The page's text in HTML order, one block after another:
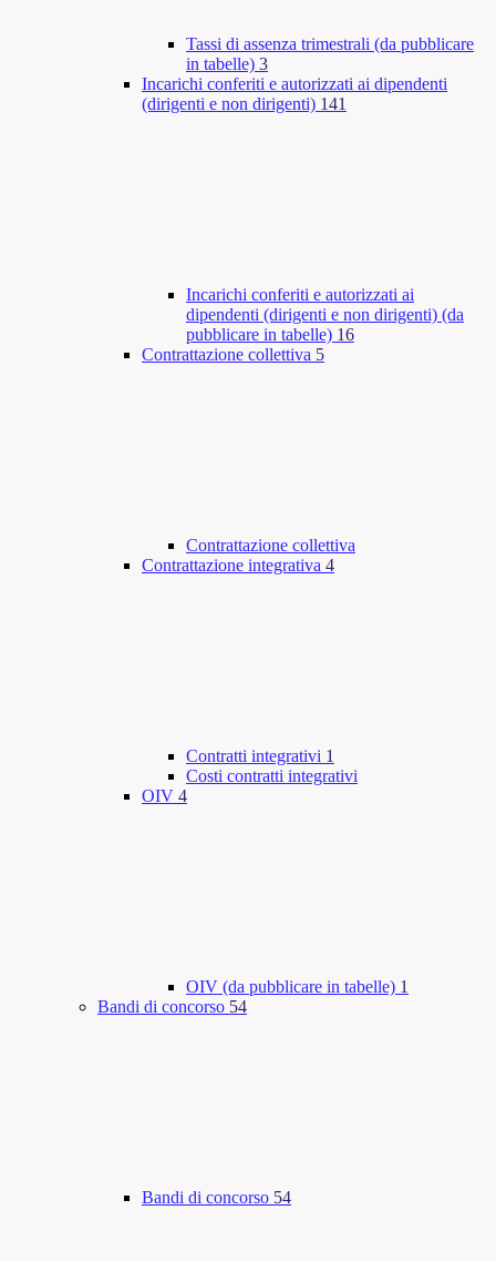
Tassi di assenza trimestrali (da pubblicare
in tabelle) 3
Incarichi conferiti e autorizzati ai dipendenti
(dirigenti e non dirigenti) 141
Incarichi conferiti e autorizzati ai
dipendenti (dirigenti e non dirigenti) (da
pubblicare in tabelle) 16
Contrattazione collettiva 5
Contrattazione collettiva
Contrattazione integrativa 4
Contratti integrativi 1
Costi contratti integrativi
OIV 4
OIV (da pubblicare in tabelle) 1
Bandi di concorso 54
Bandi di concorso 54